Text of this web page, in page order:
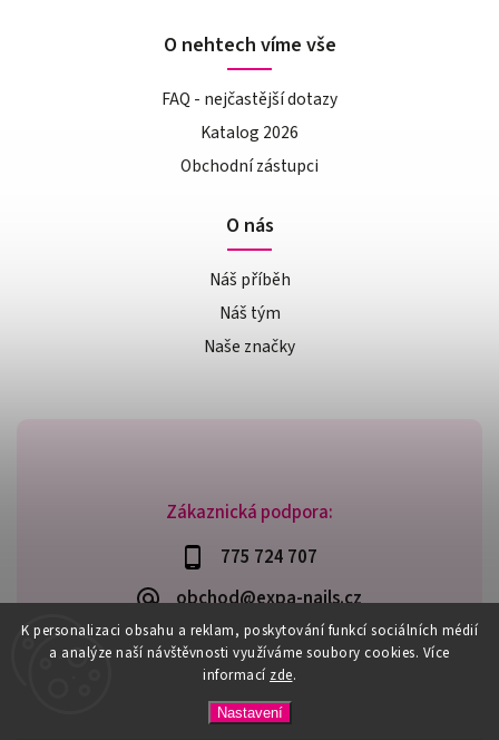
K personalizaci obsahu a reklam, poskytování funkcí sociálních médií
a analýze naší návštěvnosti využíváme soubory cookies. Více
informací zde.
Nastavení
Zákaznická podpora:
775 724 707
obchod@expa-nails.cz
O nehtech víme vše
FAQ - nejčastější dotazy
Katalog 2026
Obchodní zástupci
O nás
Náš příběh
Náš tým
Naše značky
Expanails.cz. Všechna práva vyhrazena.
Upravit nastavení cookies